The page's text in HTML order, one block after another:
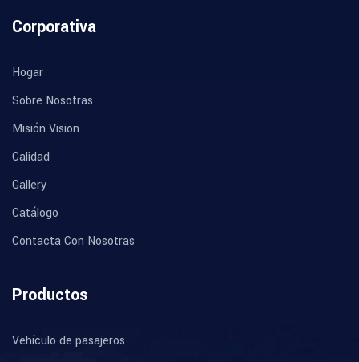
Corporativa
Hogar
Sobre Nosotras
Misión Vision
Calidad
Gallery
Catálogo
Contacta Con Nosotras
Productos
Vehículo de pasajeros